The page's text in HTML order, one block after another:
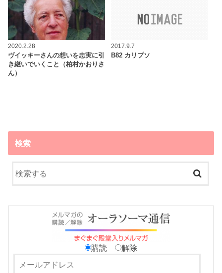
2020.2.28
ヴイッキーさんの想いを忠実に引
き継いでいくこと（柏村かおりさ
ん）
2017.9.7
B82 カリプソ
検索
購読 解除